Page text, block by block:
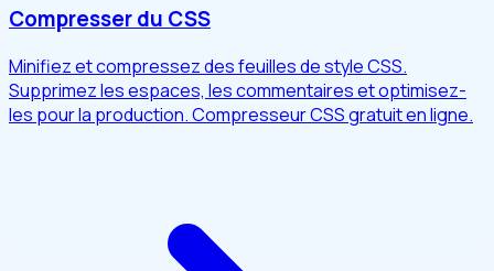
Compresser du CSS
Minifiez et compressez des feuilles de style CSS.
Supprimez les espaces, les commentaires et optimisez-
les pour la production. Compresseur CSS gratuit en ligne.